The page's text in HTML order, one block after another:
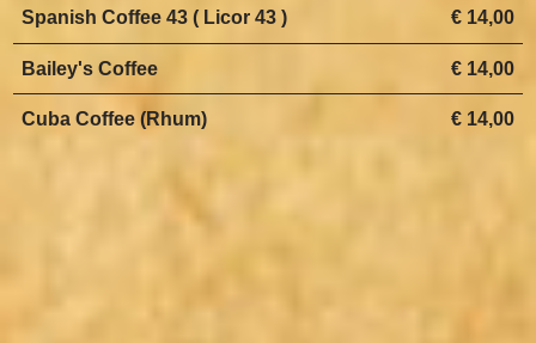
€ 14,00
Spanish Coffee 43 ( Licor 43 )
€ 14,00
Bailey's Coffee
€ 14,00
Cuba Coffee (Rhum)